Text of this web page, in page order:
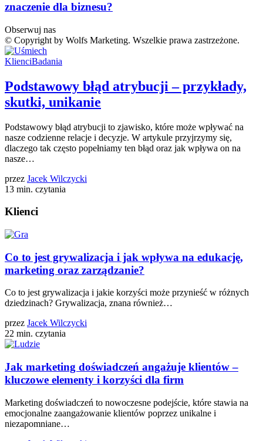
znaczenie dla biznesu?
Obserwuj nas
© Copyright by Wolfs Marketing. Wszelkie prawa zastrzeżone.
KlienciBadania
Podstawowy błąd atrybucji – przykłady,
skutki, unikanie
Podstawowy błąd atrybucji to zjawisko, które może wpływać na
nasze codzienne relacje i decyzje. W artykule przyjrzymy się,
dlaczego tak często popełniamy ten błąd oraz jak wpływa on na
nasze…
przez Jacek Wilczycki
13 min. czytania
Klienci
Co to jest grywalizacja i jak wpływa na edukację,
marketing oraz zarządzanie?
Co to jest grywalizacja i jakie korzyści może przynieść w różnych
dziedzinach? Grywalizacja, znana również…
przez Jacek Wilczycki
22 min. czytania
Jak marketing doświadczeń angażuje klientów –
kluczowe elementy i korzyści dla firm
Marketing doświadczeń to nowoczesne podejście, które stawia na
emocjonalne zaangażowanie klientów poprzez unikalne i
niezapomniane…